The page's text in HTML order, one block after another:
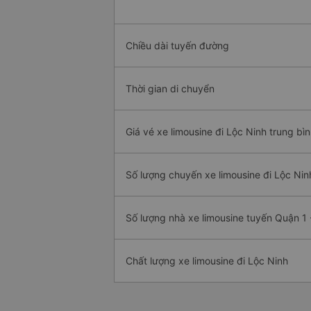
Chiều dài tuyến đường
Thời gian di chuyển
Giá vé xe limousine đi Lộc Ninh trung
Số lượng chuyến xe limousine đi Lộc
Số lượng nhà xe limousine tuyến Quận 1
Chất lượng xe limousine đi Lộc Ninh